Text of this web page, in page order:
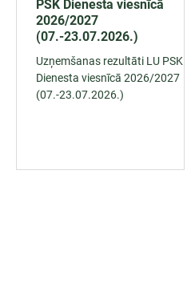
PSK Dienesta viesnīcā
2026/2027
(07.-23.07.2026.)
Uzņemšanas rezultāti LU PSK
Dienesta viesnīcā 2026/2027
(07.-23.07.2026.)